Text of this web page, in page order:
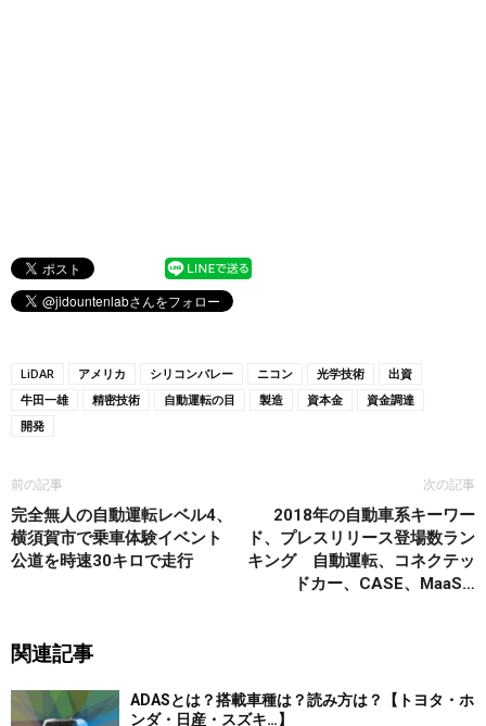
LiDAR アメリカ シリコンバレー ニコン 光学技術
出資
牛田一雄
精密技術 自動運転の目 製造 資本金
資金調達
開発
前の記事
完全無人の自動運転レベル4、
横須賀市で乗車体験イベント
公道を時速30キロで走行
次の記事
2018年の自動車系キーワー
ド、プレスリリース登場数ラン
キング 自動運転、コネクテッ
ドカー、CASE、MaaS…
関連記事
ADASとは？搭載車種は？読み方は？【トヨタ・ホ
ンダ・日産・スズキ…】